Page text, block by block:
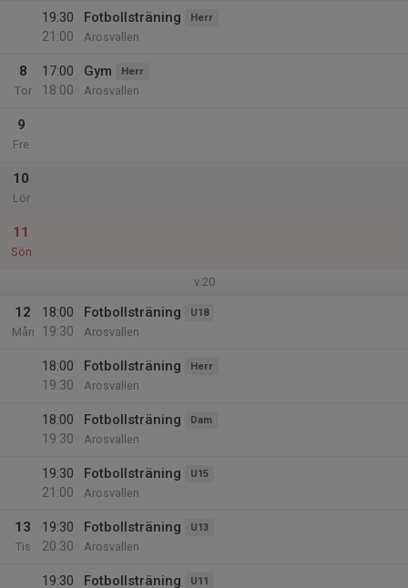
19:30
21:00
Fotbollsträning Herr
Arosvallen
8
Tor
17:00
18:00
Gym Herr
Arosvallen
9
Fre
10
Lör
11
Sön
v.20
12
Mån
18:00
19:30
Fotbollsträning U18
Arosvallen
18:00
19:30
Fotbollsträning Herr
Arosvallen
18:00
19:30
Fotbollsträning Dam
Arosvallen
19:30
21:00
Fotbollsträning U15
Arosvallen
13
Tis
19:30
20:30
Fotbollsträning U13
Arosvallen
19:30
Fotbollsträning U11